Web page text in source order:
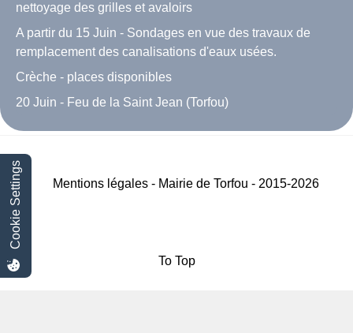
nettoyage des grilles et avaloirs
A partir du 15 Juin - Sondages en vue des travaux de
remplacement des canalisations d'eaux usées.
Crèche - places disponibles
20 Juin - Feu de la Saint Jean (Torfou)
Mentions légales - Mairie de Torfou - 2015-2026
To Top
Cookie Settings